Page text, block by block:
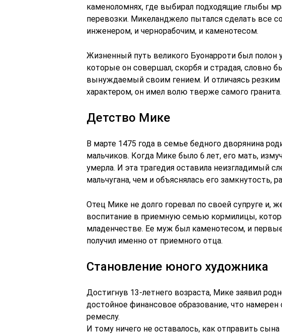
каменоломнях, где выбирал подходящие глыбы
перевозки. Микеланджело пытался сделать все
инженером, и чернорабочим, и каменотесом.
Жизненный путь великого Буонарроти был полон
которые он совершал, скорбя и страдая, словно
вынуждаемый своим гением. И отличаясь
характером, он имел волю тверже самого гранита.
Детство Мике
В марте 1475 года в семье бедного дворянина
мальчиков. Когда Мике было 6 лет, его мать,
умерла. И эта трагедия оставила неизгладимый
мальчугана, чем и объяснялась его замкнутость,
Отец Мике не долго горевал по своей супруге и,
воспитание в приемную семью кормилицы,
младенчестве. Ее муж был каменотесом, и
получил именно от приемного отца.
Становление юного художника
Достигнув 13-летнего возраста, Мике заявил
достойное финансовое образование, что
ремеслу.
И тому ничего не оставалось, как отправить